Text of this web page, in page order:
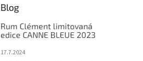
Blog
Rum Clément limitovaná
edice CANNE BLEUE 2023
17.7.2024